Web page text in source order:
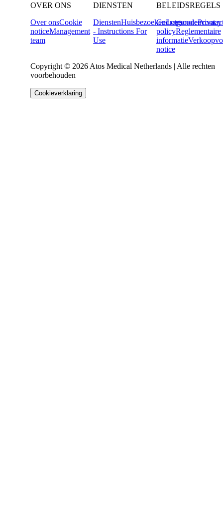
OVER ONS
Over onsCookie
noticeManagement
team
DIENSTEN
DienstenHuisbezoeken
- Instructions For
Use
BELEIDSREGELS
GedragscodePrivacy
policyReglementaire
informatie
notice
Copyright © 2026 Atos Medical Netherlands | Alle rechten
voorbehouden
Cookieverklaring